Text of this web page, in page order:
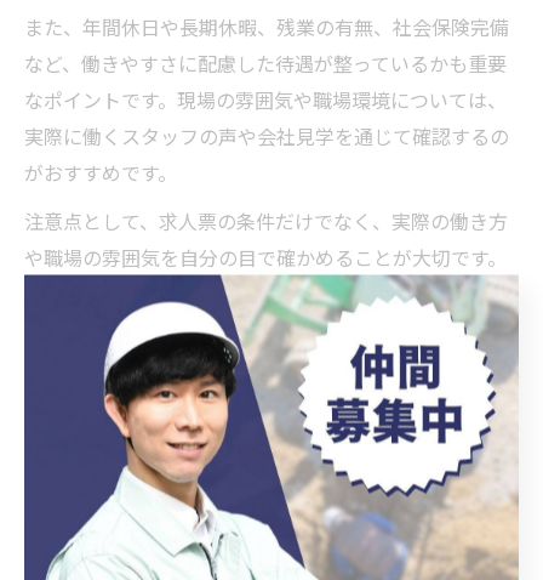
また、年間休日や長期休暇、残業の有無、社会保険完備
など、働きやすさに配慮した待遇が整っているかも重要
なポイントです。現場の雰囲気や職場環境については、
実際に働くスタッフの声や会社見学を通じて確認するの
がおすすめです。
注意点として、求人票の条件だけでなく、実際の働き方
や職場の雰囲気を自分の目で確かめることが大切です。
安心してスタートできる企業選びが、長く働き続けるた
めの秘訣となります。
建設会社求人で未経験から正社員になる方法
建設会社求人で未経験から正社員を目指すには、まず
「未経験歓迎」「正社員登用あり」といった条件を持つ
求人に応募することが基本です。岡崎市の建設業求人で
は、やる気や将来の目標を重視し、人物重視の採用を行